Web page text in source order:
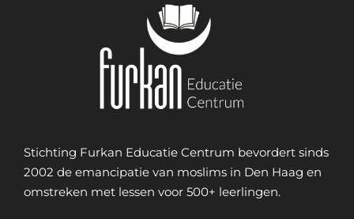
Stichting Furkan Educatie Centrum bevordert sinds
2002 de emancipatie van moslims in Den Haag en
omstreken met lessen voor 500+ leerlingen.